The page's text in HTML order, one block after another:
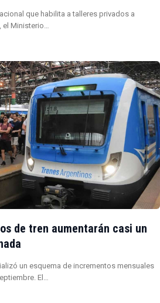
que habilita a talleres privados a
el Ministerio…
de tren aumentarán casi un
un esquema de incrementos mensuales
El…